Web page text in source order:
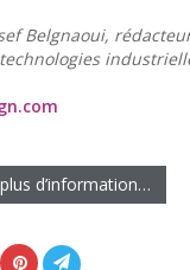
Belgnaoui,
d’information…